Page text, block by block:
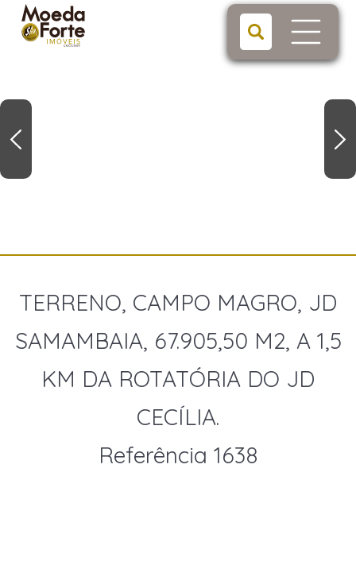
TERRENO, CAMPO MAGRO, JD
SAMAMBAIA, 67.905,50 M2, A 1,5
KM DA ROTATÓRIA DO JD
CECÍLIA.
Referência 1638